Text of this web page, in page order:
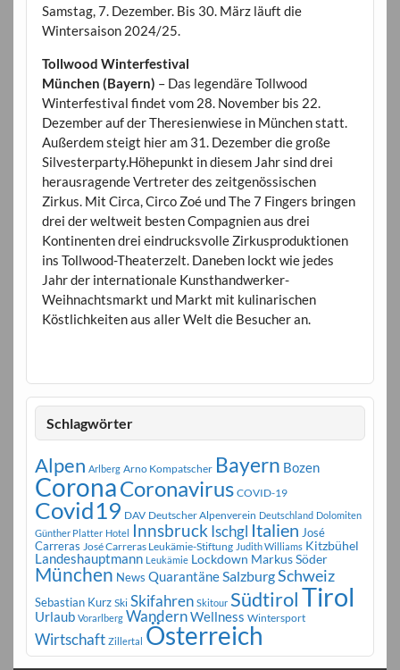
Samstag, 7. Dezember. Bis 30. März läuft die
Wintersaison 2024/25.
Tollwood Winterfestival
München (Bayern) – Das legendäre Tollwood
Winterfestival findet vom 28. November bis 22.
Dezember auf der Theresienwiese in München statt.
Außerdem steigt hier am 31. Dezember die große
Silvesterparty.Höhepunkt in diesem Jahr sind drei
herausragende Vertreter des zeitgenössischen
Zirkus. Mit Circa, Circo Zoé und The 7 Fingers bringen
drei der weltweit besten Compagnien aus drei
Kontinenten drei eindrucksvolle Zirkusproduktionen
ins Tollwood-Theaterzelt. Daneben lockt wie jedes
Jahr der internationale Kunsthandwerker-
Weihnachtsmarkt und Markt mit kulinarischen
Köstlichkeiten aus aller Welt die Besucher an.
Schlagwörter
Alpen Arlberg Arno Kompatscher Bayern Bozen
CoronaCoronavirus COVID-19
Covid19 DAV Deutscher Alpenverein Deutschland Dolomiten
Günther Platter Hotel Innsbruck Ischgl Italien José
Carreras José Carreras Leukämie-Stiftung Judith Williams Kitzbühel
Landeshauptmann Leukämie Lockdown Markus Söder
München News Quarantäne SalzburgSchweiz
Sebastian Kurz Ski Skifahren Skitour SüdtirolTirol
Urlaub Vorarlberg WandernWellness Wintersport
Wirtschaft Zillertal Österreich